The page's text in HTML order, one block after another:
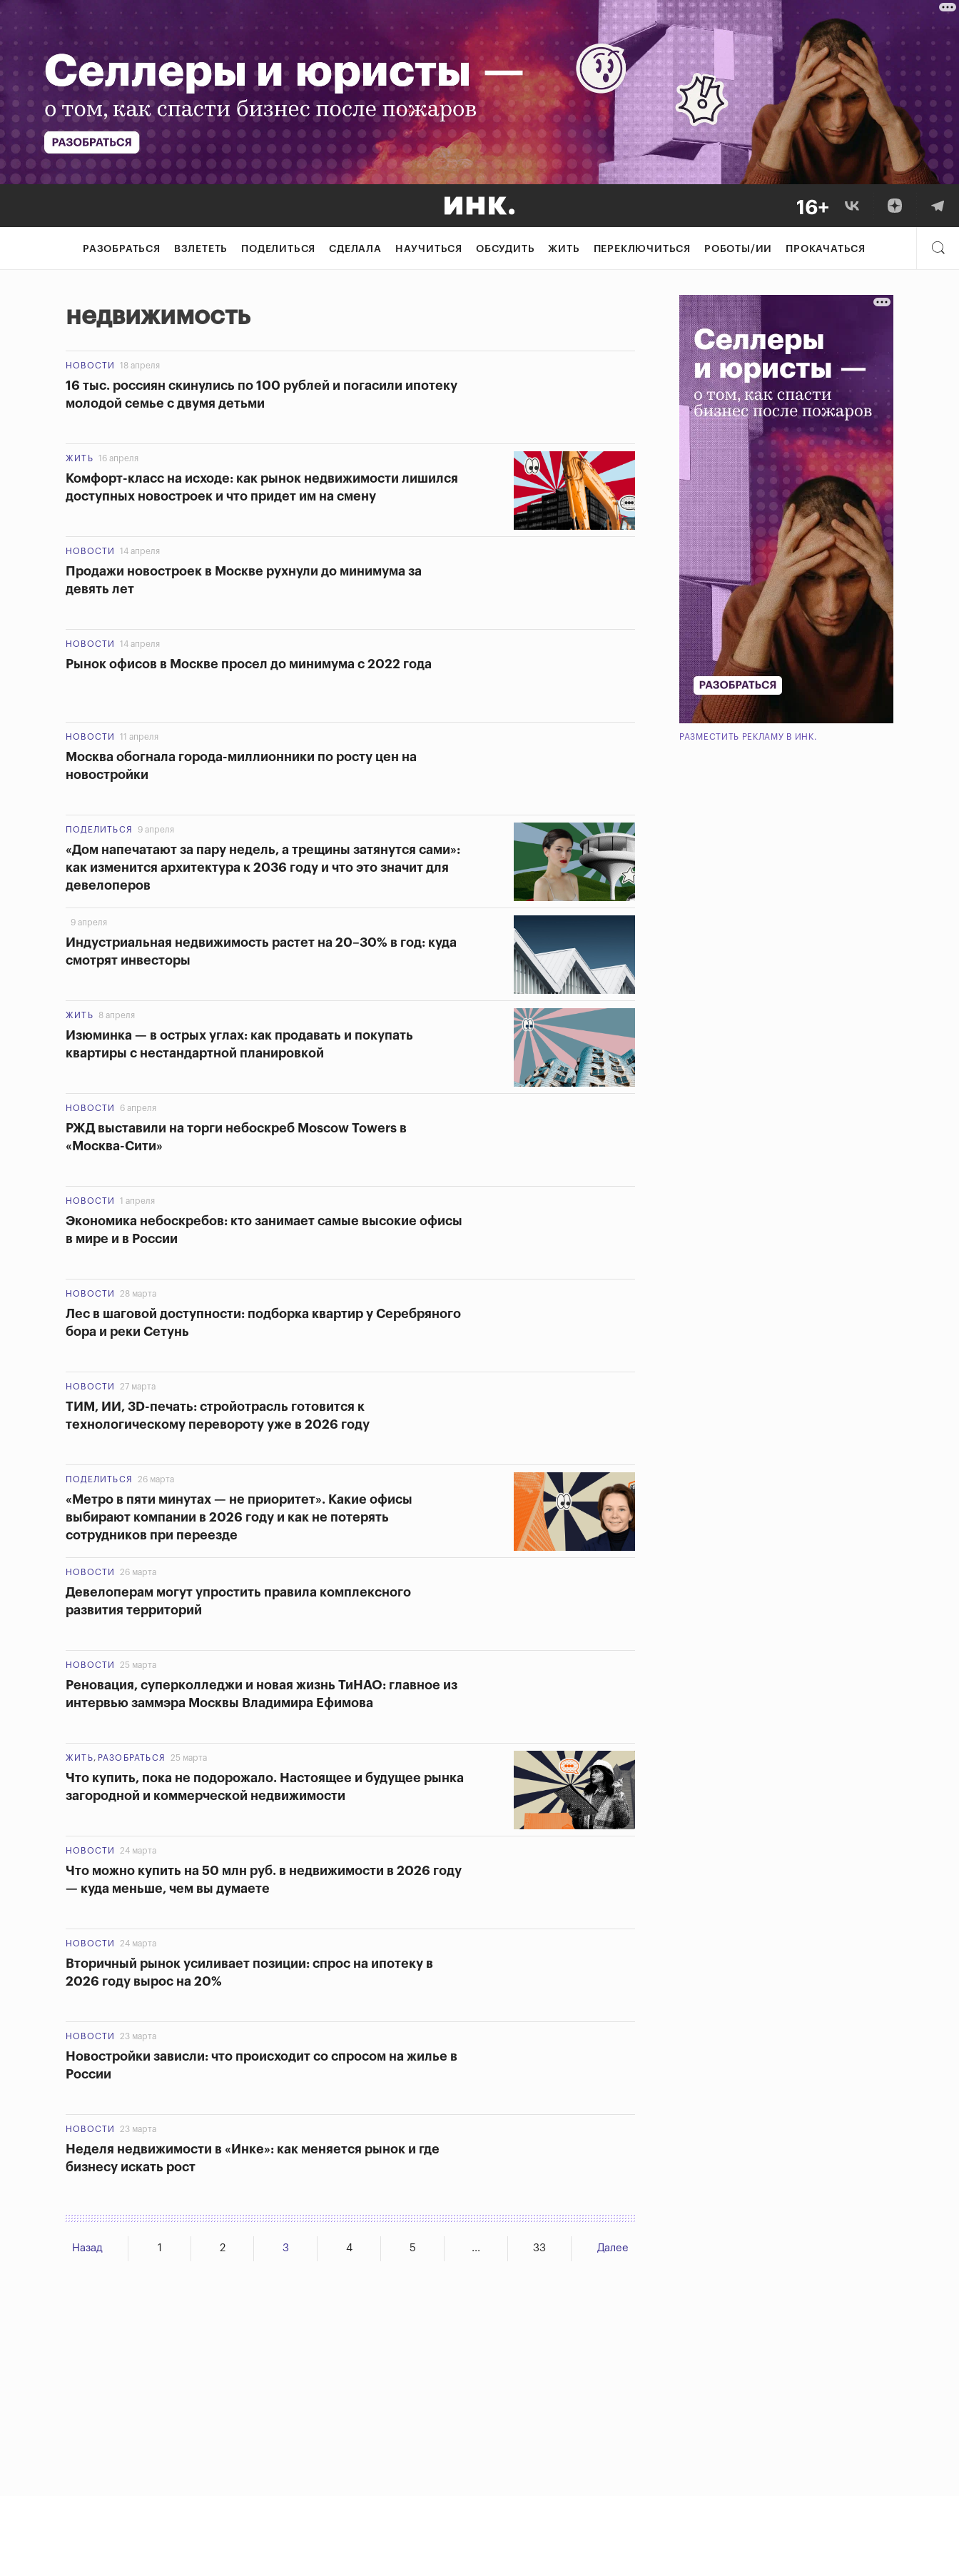
РАЗОБРАТЬСЯ ВЗЛЕТЕТЬ ПОДЕЛИТЬСЯ СДЕЛАЛА НАУЧИТЬСЯ ОБСУДИТЬ ЖИТЬ ПЕРЕКЛЮЧИТЬСЯ РОБОТЫ/ИИ ПРОКАЧАТЬСЯ
недвижимость
НОВОСТИ 18 апреля
16 тыс. россиян скинулись по 100 рублей и погасили ипотеку
молодой семье с двумя детьми
ЖИТЬ 16 апреля
Комфорт-класс на исходе: как рынок недвижимости лишился
доступных новостроек и что придет им на смену
НОВОСТИ 14 апреля
Продажи новостроек в Москве рухнули до минимума за
девять лет
НОВОСТИ 14 апреля
Рынок офисов в Москве просел до минимума с 2022 года
НОВОСТИ 11 апреля
Москва обогнала города-миллионники по росту цен на
новостройки
ПОДЕЛИТЬСЯ 9 апреля
«Дом напечатают за пару недель, а трещины затянутся сами»:
как изменится архитектура к 2036 году и что это значит для
девелоперов
9 апреля
Индустриальная недвижимость растет на 20–30% в год: куда
смотрят инвесторы
ЖИТЬ 8 апреля
Изюминка — в острых углах: как продавать и покупать
квартиры с нестандартной планировкой
НОВОСТИ 6 апреля
РЖД выставили на торги небоскреб Moscow Towers в
«Москва-Сити»
НОВОСТИ 1 апреля
Экономика небоскребов: кто занимает самые высокие офисы
в мире и в России
НОВОСТИ 28 марта
Лес в шаговой доступности: подборка квартир у Серебряного
бора и реки Сетунь
НОВОСТИ 27 марта
ТИМ, ИИ, 3D-печать: стройотрасль готовится к
технологическому перевороту уже в 2026 году
ПОДЕЛИТЬСЯ 26 марта
«Метро в пяти минутах — не приоритет». Какие офисы
выбирают компании в 2026 году и как не потерять
сотрудников при переезде
НОВОСТИ 26 марта
Девелоперам могут упростить правила комплексного
развития территорий
НОВОСТИ 25 марта
Реновация, суперколледжи и новая жизнь ТиНАО: главное из
интервью заммэра Москвы Владимира Ефимова
ЖИТЬ, РАЗОБРАТЬСЯ 25 марта
Что купить, пока не подорожало. Настоящее и будущее рынка
загородной и коммерческой недвижимости
НОВОСТИ 24 марта
Что можно купить на 50 млн руб. в недвижимости в 2026 году
— куда меньше, чем вы думаете
НОВОСТИ 24 марта
Вторичный рынок усиливает позиции: спрос на ипотеку в
2026 году вырос на 20%
НОВОСТИ 23 марта
Новостройки зависли: что происходит со спросом на жилье в
России
НОВОСТИ 23 марта
Неделя недвижимости в «Инке»: как меняется рынок и где
бизнесу искать рост
Назад 1 2 3 4 5 ... 33 Далее
РАЗМЕСТИТЬ РЕКЛАМУ В ИНК.